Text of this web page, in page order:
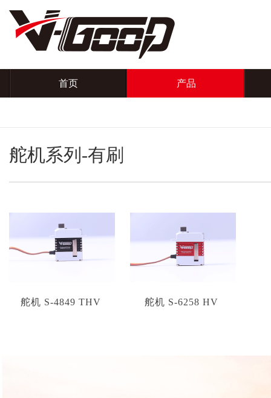
首页 产品
舵机系列-有刷
舵机 S-4849 THV 舵机 S-6258 HV